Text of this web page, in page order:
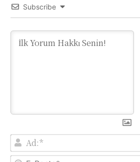
Subscribe